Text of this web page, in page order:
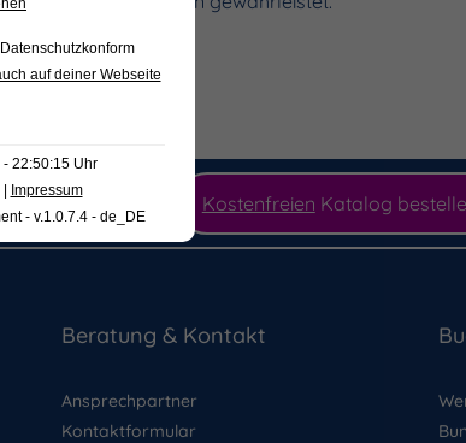
Produktkatalog Kostenfreien Katalog
Beratung & Kontakt
Ansprechpartner
Kontaktformular
auf deiner Webseite
- 22:50:15 Uhr
Impressum
- v.1.0.7.4 - de_DE